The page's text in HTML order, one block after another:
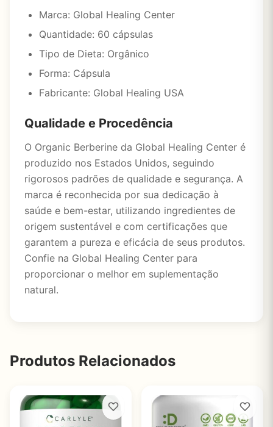
Marca: Global Healing Center
Quantidade: 60 cápsulas
Tipo de Dieta: Orgânico
Forma: Cápsula
Fabricante: Global Healing USA
Qualidade e Procedência
O Organic Berberine da Global Healing Center é
produzido nos Estados Unidos, seguindo
rigorosos padrões de qualidade e segurança. A
marca é reconhecida por sua dedicação à
saúde e bem-estar, utilizando ingredientes de
origem sustentável e com certificações que
garantem a pureza e eficácia de seus produtos.
Confie na Global Healing Center para
proporcionar o melhor em suplementação
natural.
Produtos Relacionados